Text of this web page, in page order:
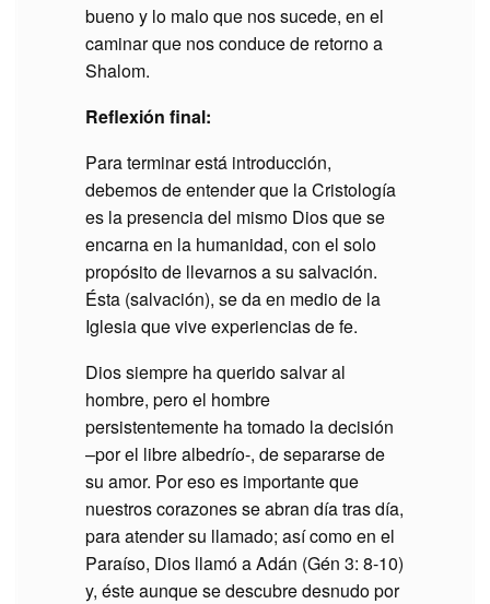
bueno y lo malo que nos sucede, en el
caminar que nos conduce de retorno a
Shalom.
Reflexión final:
Para terminar está introducción,
debemos de entender que la Cristología
es la presencia del mismo Dios que se
encarna en la humanidad, con el solo
propósito de llevarnos a su salvación.
Ésta (salvación), se da en medio de la
Iglesia que vive experiencias de fe.
Dios siempre ha querido salvar al
hombre, pero el hombre
persistentemente ha tomado la decisión
–por el libre albedrío-, de separarse de
su amor. Por eso es importante que
nuestros corazones se abran día tras día,
para atender su llamado; así como en el
Paraíso, Dios llamó a Adán (Gén 3: 8-10)
y, éste aunque se descubre desnudo por